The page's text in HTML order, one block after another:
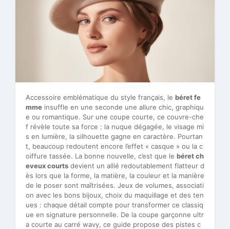
Accessoire emblématique du style français, le béret fe
mme insuffle en une seconde une allure chic, graphiqu
e ou romantique. Sur une coupe courte, ce couvre-che
f révèle toute sa force : la nuque dégagée, le visage mi
s en lumière, la silhouette gagne en caractère. Pourtan
t, beaucoup redoutent encore l’effet « casque » ou la c
oiffure tassée. La bonne nouvelle, c’est que le béret ch
eveux courts devient un allié redoutablement flatteur d
ès lors que la forme, la matière, la couleur et la manière
de le poser sont maîtrisées. Jeux de volumes, associati
on avec les bons bijoux, choix du maquillage et des ten
ues : chaque détail compte pour transformer ce classiq
ue en signature personnelle. De la coupe garçonne ultr
a courte au carré wavy, ce guide propose des pistes c